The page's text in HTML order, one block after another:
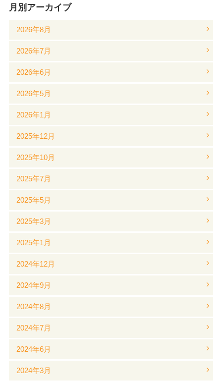
月別アーカイブ
2026年8月
2026年7月
2026年6月
2026年5月
2026年1月
2025年12月
2025年10月
2025年7月
2025年5月
2025年3月
2025年1月
2024年12月
2024年9月
2024年8月
2024年7月
2024年6月
2024年3月